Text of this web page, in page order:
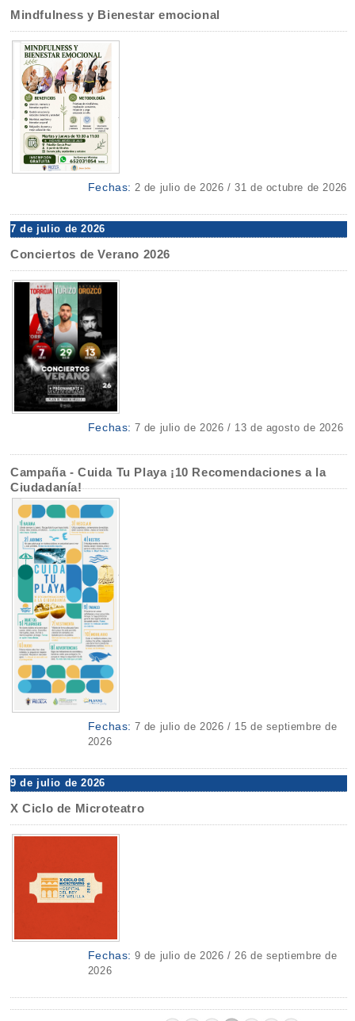
Mindfulness y Bienestar emocional
Fechas: 2 de julio de 2026 / 31 de octubre de 2026
7 de julio de 2026
Conciertos de Verano 2026
Fechas: 7 de julio de 2026 / 13 de agosto de 2026
Campaña - Cuida Tu Playa ¡10 Recomendaciones a la
Ciudadanía!
Fechas: 7 de julio de 2026 / 15 de septiembre de
2026
9 de julio de 2026
X Ciclo de Microteatro
Fechas: 9 de julio de 2026 / 26 de septiembre de
2026